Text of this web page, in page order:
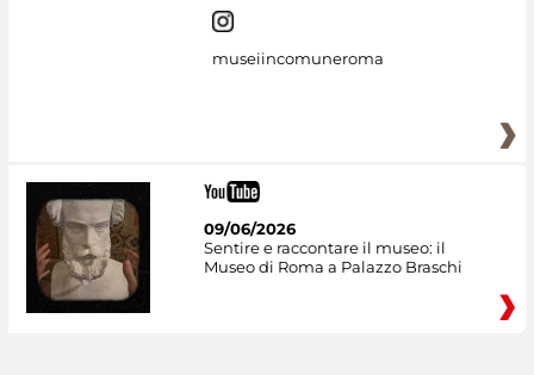
museiincomuneroma
09/06/2026
Sentire e raccontare il museo: il
Museo di Roma a Palazzo Braschi